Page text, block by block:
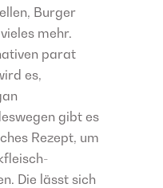
Burger
mehr.
parat
es,
gibt es
Rezept, um
Die lässt sich